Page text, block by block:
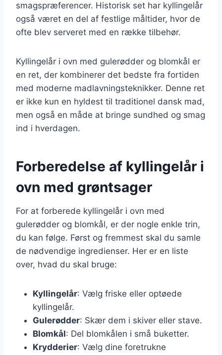
smagspræferencer. Historisk set har kyllingelår
også været en del af festlige måltider, hvor de
ofte blev serveret med en række tilbehør.
Kyllingelår i ovn med gulerødder og blomkål er
en ret, der kombinerer det bedste fra fortiden
med moderne madlavningsteknikker. Denne ret
er ikke kun en hyldest til traditionel dansk mad,
men også en måde at bringe sundhed og smag
ind i hverdagen.
Forberedelse af kyllingelår i
ovn med grøntsager
For at forberede kyllingelår i ovn med
gulerødder og blomkål, er der nogle enkle trin,
du kan følge. Først og fremmest skal du samle
de nødvendige ingredienser. Her er en liste
over, hvad du skal bruge:
Kyllingelår: Vælg friske eller optøede
kyllingelår.
Gulerødder: Skær dem i skiver eller stave.
Blomkål: Del blomkålen i små buketter.
Krydderier: Vælg dine foretrukne